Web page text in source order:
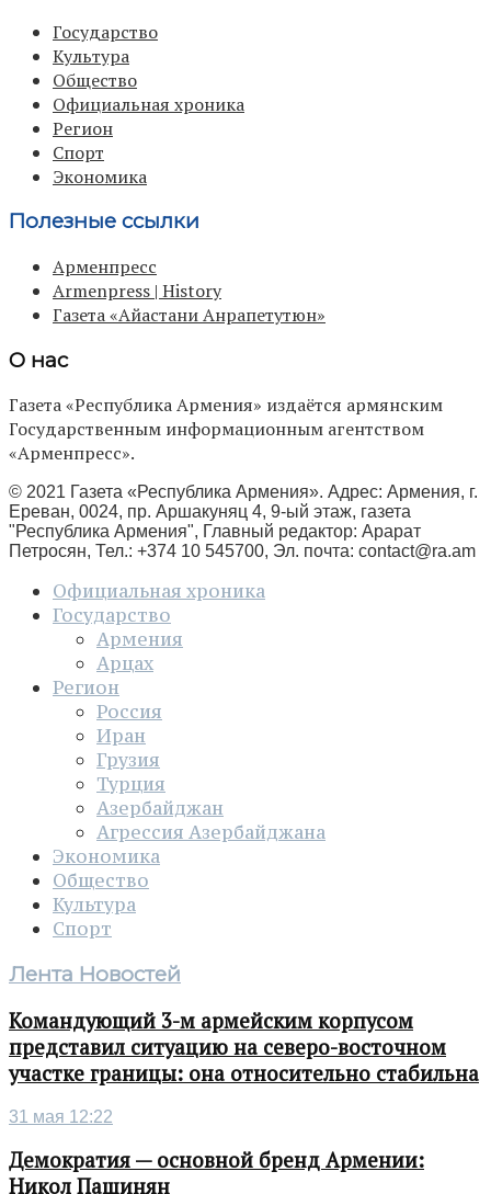
Государство
Культура
Общество
Официальная хроника
Регион
Спорт
Экономика
Полезные ссылки
Арменпресс
Armenpress | History
Газета «Айастани Анрапетутюн»
О нас
Газета «Республика Армения» издаётся армянским
Государственным информационным агентством
«Арменпресс».
© 2021 Газета «Республика Армения». Адрес: Армения, г.
Ереван, 0024, пр. Аршакуняц 4, 9-ый этаж, газета
"Республика Армения", Главный редактор: Арарат
Петросян, Тел.: +374 10 545700, Эл. почта: contact@ra.am
Официальная хроника
Государство
Армения
Арцах
Регион
Россия
Иран
Грузия
Турция
Азербайджан
Агрессия Азербайджана
Экономика
Общество
Культура
Спорт
Лента Новостей
Командующий 3-м армейским корпусом
представил ситуацию на северо-восточном
участке границы: она относительно стабильна
31 мая 12:22
Демократия — основной бренд Армении:
Никол Пашинян